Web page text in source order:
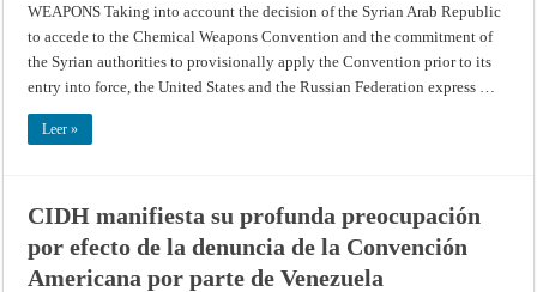
WEAPONS Taking into account the decision of the Syrian Arab Republic
to accede to the Chemical Weapons Convention and the commitment of
the Syrian authorities to provisionally apply the Convention prior to its
entry into force, the United States and the Russian Federation express …
Leer »
CIDH manifiesta su profunda preocupación
por efecto de la denuncia de la Convención
Americana por parte de Venezuela